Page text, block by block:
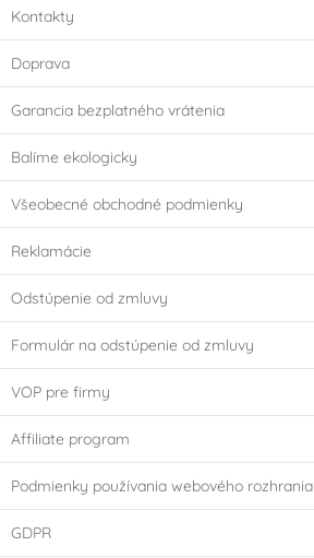
Kontakty
Doprava
Garancia bezplatného vrátenia
Balíme ekologicky
Všeobecné obchodné podmienky
Reklamácie
Odstúpenie od zmluvy
Formulár na odstúpenie od zmluvy
VOP pre firmy
Affiliate program
Podmienky používania webového rozhrania
GDPR